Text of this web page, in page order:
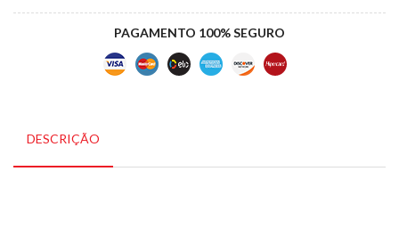
PAGAMENTO 100% SEGURO
DESCRIÇÃO